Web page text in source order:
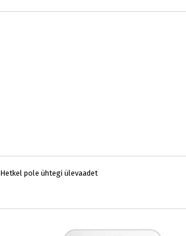
Hetkel pole ühtegi ülevaadet